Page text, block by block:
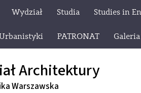
Wydział Studia Studies in
PATRONAT
Architektury
Warszawska